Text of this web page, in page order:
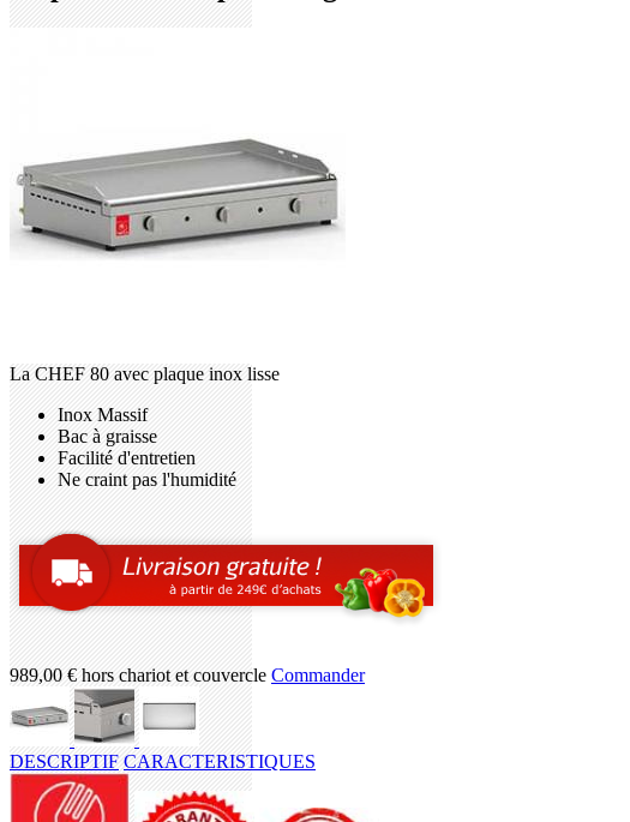
La CHEF 80 avec plaque inox lisse
Inox Massif
Bac à graisse
Facilité d'entretien
Ne craint pas l'humidité
989,00 € hors chariot et couvercle Commander
DESCRIPTIF CARACTERISTIQUES